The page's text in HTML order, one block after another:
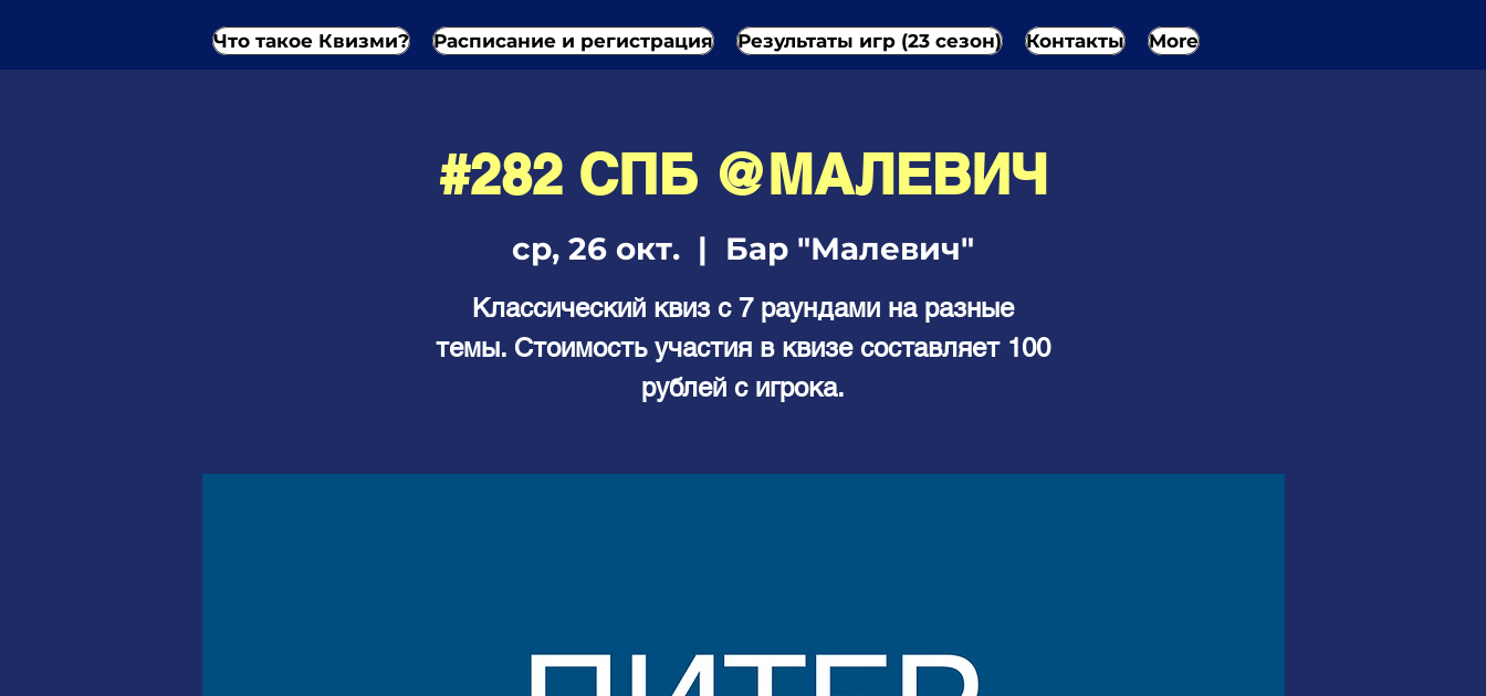
Что такое Квизми? Расписание и регистрация Результаты игр (23 сезон) Контакты More
#282 СПБ @МАЛЕВИЧ
ср, 26 окт.
  |
Бар "Малевич"
Классический квиз с 7 раундами на разные
темы. Стоимость участия в квизе составляет 100
рублей с игрока.